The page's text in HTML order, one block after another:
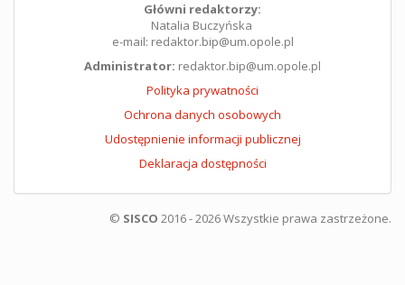
Główni redaktorzy:
Natalia Buczyńska
e-mail: redaktor.bip@um.opole.pl
Administrator: redaktor.bip@um.opole.pl
Polityka prywatności
Ochrona danych osobowych
Udostępnienie informacji publicznej
Deklaracja dostępności
© SISCO 2016 - 2026 Wszystkie prawa zastrzeżone.